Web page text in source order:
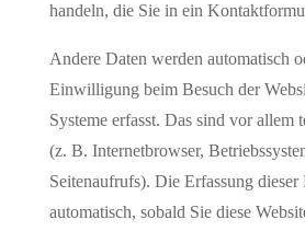
handeln, die Sie in ein
Andere Daten werden automatisch
Einwilligung beim Besuch der
Systeme erfasst. Das sind vor allem
(z. B. Internetbrowser,
Seitenaufrufs). Die Erfassung
automatisch, sobald Sie diese